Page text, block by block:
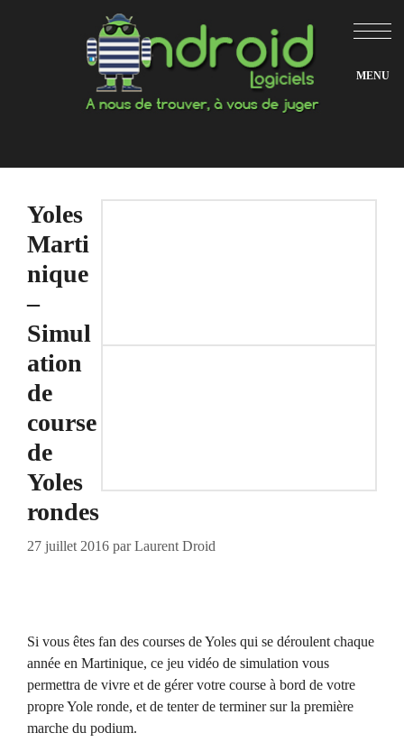
Yoles
Marti
nique
–
Simul
ation
de
course
de
Yoles
rondes
27 juillet 2016 parLaurent Droid
Si vous êtes fan des courses de Yoles qui se déroulent chaque
année en Martinique, ce jeu vidéo de simulation vous
permettra de vivre et de gérer votre course à bord de votre
propre Yole ronde, et de tenter de terminer sur la première
marche du podium.